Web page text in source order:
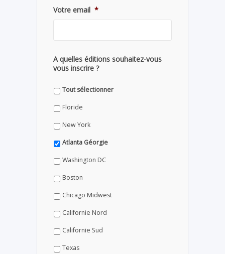
Votre email *
A quelles éditions souhaitez-vous
vous inscrire ?
Tout sélectionner
Floride
New York
Atlanta Géorgie
Washington DC
Boston
Chicago Midwest
Californie Nord
Californie Sud
Texas